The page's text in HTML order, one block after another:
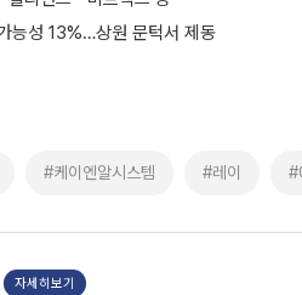
능성 13%…상원 문턱서 제동
#케이엔알시스템 #레이
자세히보기